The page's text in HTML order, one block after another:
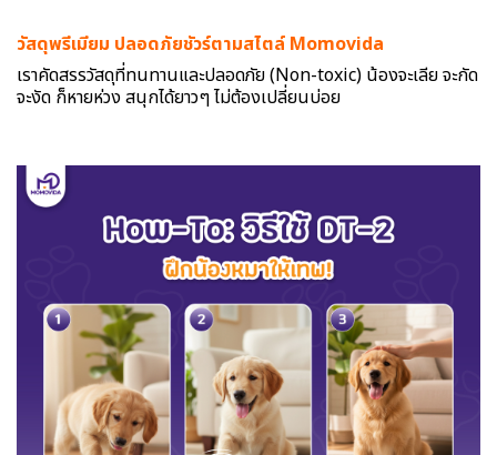
วัสดุพรีเมียม ปลอดภัยชัวร์ตามสไตล์ Momovida
เราคัดสรรวัสดุที่ทนทานและปลอดภัย (Non-toxic) น้องจะเลีย จะกัด
จะงัด ก็หายห่วง สนุกได้ยาวๆ ไม่ต้องเปลี่ยนบ่อย